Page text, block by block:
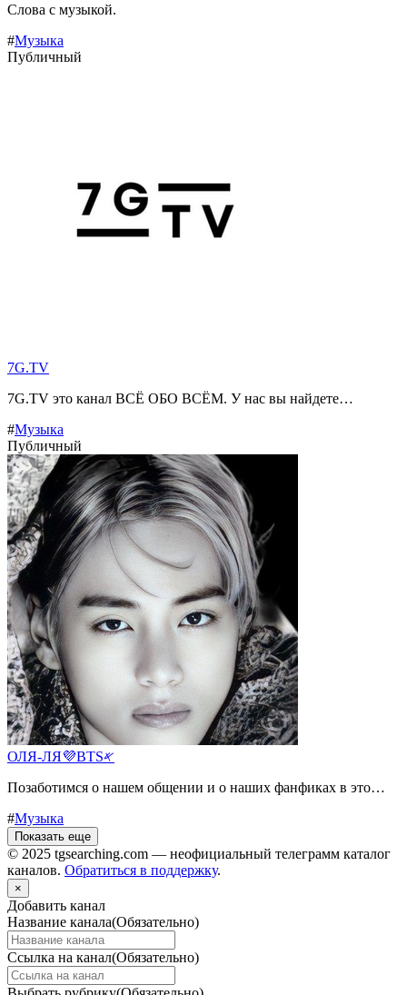
Слова с музыкой.
#Музыка
Публичный
7G.TV
7G.TV это канал ВСЁ ОБО ВСЁМ. У нас вы найдете…
#Музыка
Публичный
ОЛЯ-ЛЯ💜BTS𐤀
Позаботимся о нашем общении и о наших фанфиках в это…
#Музыка
Показать еще
© 2025 tgsearching.com — неофициальный телеграмм каталог
каналов. Обратиться в поддержку.
×
Добавить канал
Название канала(Обязательно)
Ссылка на канал(Обязательно)